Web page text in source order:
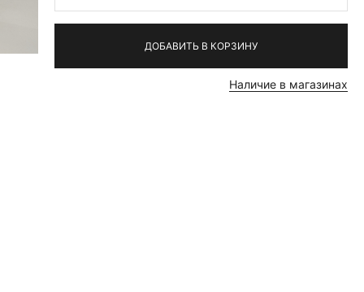
ДОБАВИТЬ В КОРЗИНУ
Наличие в магазинах